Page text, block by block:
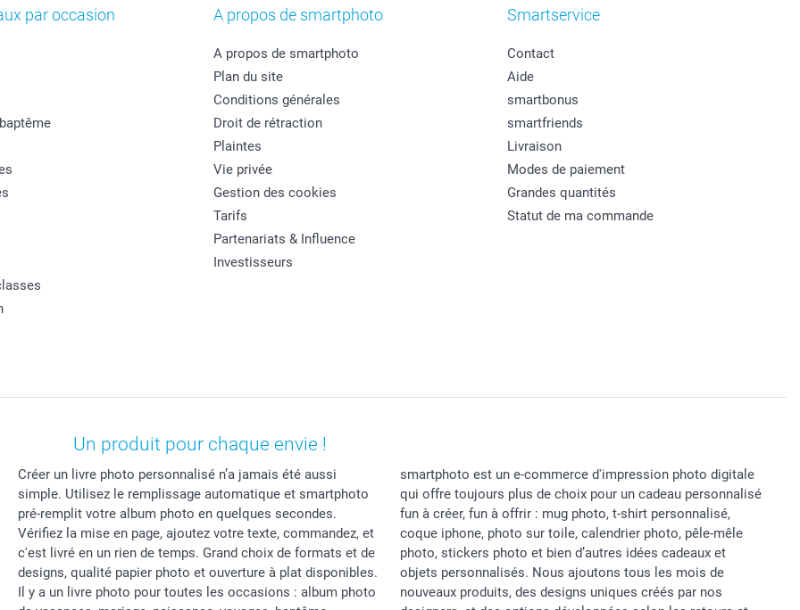
par occasion A propos de smartphoto
A propos de smartphoto
Plan du site
Conditions générales
Droit de rétraction
Plaintes
Vie privée
Gestion des cookies
Tarifs
Partenariats & Influence
Investisseurs
Smartservice
Contact
Aide
smartbonus
smartfriends
Livraison
Modes de paiement
Grandes quantités
Statut de ma commande
Un produit pour chaque envie !
Créer un livre photo personnalisé n’a jamais été aussi
simple. Utilisez le remplissage automatique et smartphoto
pré-remplit votre album photo en quelques secondes.
Vérifiez la mise en page, ajoutez votre texte, commandez, et
c'est livré en un rien de temps. Grand choix de formats et de
designs, qualité papier photo et ouverture à plat disponibles.
Il y a un livre photo pour toutes les occasions : album photo
smartphoto est un e-commerce d'impression photo digitale
qui offre toujours plus de choix pour un cadeau personnalisé
fun à créer, fun à offrir : mug photo, t-shirt personnalisé,
coque iphone, photo sur toile, calendrier photo, pêle-mêle
photo, stickers photo et bien d’autres idées cadeaux et
objets personnalisés. Nous ajoutons tous les mois de
nouveaux produits, des designs uniques créés par nos